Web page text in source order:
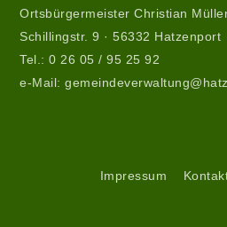
Ortsbürgermeister Christian
Schillingstr. 9 · 56332 Hatzenport
Tel.:0 26 05 / 95 25 92
e-Mail:
Impressum